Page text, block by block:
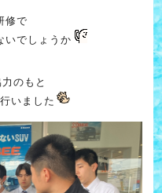
修で
いでしょうか
のもと
いました